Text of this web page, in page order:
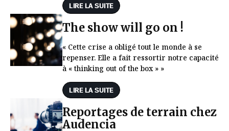
LIRE LA SUITE
The show will go on !
« Cette crise a obligé tout le monde à se
repenser. Elle a fait ressortir notre capacité
à « thinking out of the box » »
LIRE LA SUITE
Reportages de terrain chez
Audencia